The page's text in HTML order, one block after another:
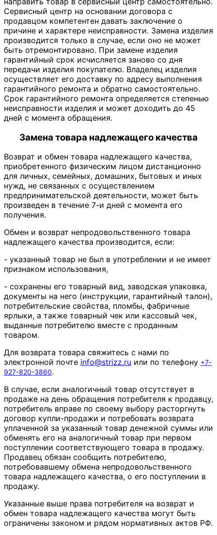
Сервисный центр на основании договора с
продавцом компетентен давать заключение о
причине и характере неисправности. Замена изделия
производится только в случае, если оно не может
быть отремонтировано. При замене изделия
гарантийный срок исчисляется заново со дня
передачи изделия покупателю. Владелец изделия
осуществляет его доставку по адресу выполнения
гарантийного ремонта и обратно самостоятельно.
Срок гарантийного ремонта определяется степенью
неисправности изделия и может доходить до 45
дней с момента обращения.
Замена товара надлежащего качества
Возврат и обмен товара надлежащего качества,
приобретенного физическим лицом дистанционно
для личных, семейных, домашних, бытовых и иных
нужд, не связанных с осуществлением
предпринимательской деятельности, может быть
произведен в течение 7-и дней с момента его
получения.
Обмен и возврат непродовольственного товара
надлежащего качества производится, если:
- указанный товар не был в употреблении и не имеет
признаком использования,
- сохранены его товарный вид, заводская упаковка,
документы на него (инструкции, гарантийный талон),
потребительские свойства, пломбы, фабричные
ярлыки, а также товарный чек или кассовый чек,
выданные потребителю вместе с проданным
товаром.
Для возврата товара свяжитесь с нами по
электронной почте info@strizz.ru или по телефону +7-
927-820-3860.
В случае, если аналогичный товар отсутствует в
продаже на день обращения потребителя к продавцу,
потребитель вправе по своему выбору расторгнуть
договор купли-продажи и потребовать возврата
уплаченной за указанный товар денежной суммы или
обменять его на аналогичный товар при первом
поступлении соответствующего товара в продажу.
Продавец обязан сообщить потребителю,
потребовавшему обмена непродовольственного
товара надлежащего качества, о его поступлении в
продажу.
Указанные выше права потребителя на возврат и
обмен товара надлежащего качества могут быть
ограничены законом и рядом нормативных актов РФ.